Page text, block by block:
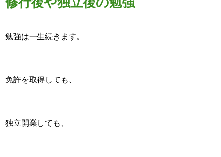
勉強は一生続きます。
免許を取得しても、
独立開業しても、